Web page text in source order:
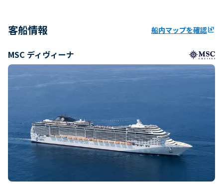
客船情報 船内マップを確認ungroup
MSC ディヴィーナ